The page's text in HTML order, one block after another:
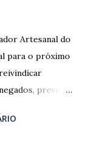
Artesanal do
para o próximo
prevê o
estão
e, segundo